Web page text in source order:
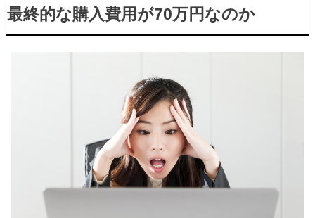
最終的な購入費用が70万円なのか